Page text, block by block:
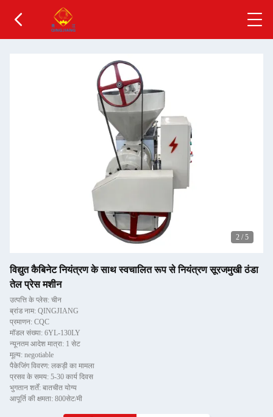
2 / 5
विद्युत कैबिनेट नियंत्रण के साथ स्वचालित रूप से नियंत्रण सूरजमुखी ठंडा
तेल प्रेस मशीन
उत्पत्ति के प्लेस: चीन
ब्रांड नाम: QINGJIANG
प्रमाणन: CQC
मॉडल संख्या: 6YL-130LY
न्यूनतम आदेश मात्रा: 1 सेट
मूल्य: negotiable
पैकेजिंग विवरण: लकड़ी का मामला
प्रसव के समय: 5-30 कार्य दिवस
भुगतान शर्तें: बातचीत योग्य
आपूर्ति की क्षमता: 800सेट/मी